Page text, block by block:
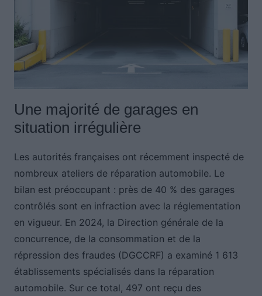
Une majorité de garages en
situation irrégulière
Les autorités françaises ont récemment inspecté de
nombreux ateliers de réparation automobile. Le
bilan est préoccupant : près de 40 % des garages
contrôlés sont en infraction avec la réglementation
en vigueur. En 2024, la Direction générale de la
concurrence, de la consommation et de la
répression des fraudes (DGCCRF) a examiné 1 613
établissements spécialisés dans la réparation
automobile. Sur ce total, 497 ont reçu des